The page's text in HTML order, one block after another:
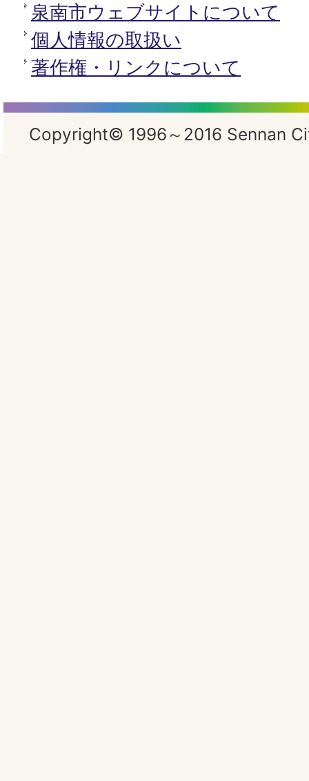
泉南市ウェブサイトについて
個人情報の取扱い
著作権・リンクについて
Copyright© 1996～2016 Sennan